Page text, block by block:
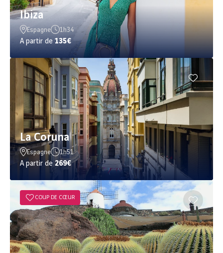
Ibiza
Espagne 1h34
A partir de 135€
La Coruna
Espagne 1h51
A partir de 269€
COUP DE CŒUR